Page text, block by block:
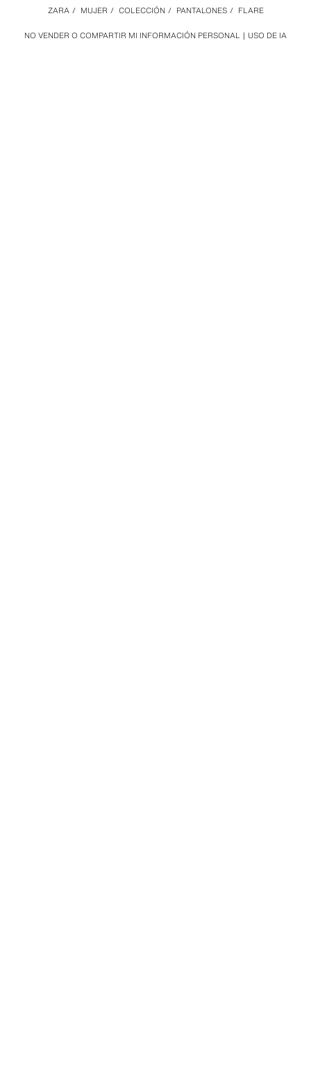
NO VENDER O COMPARTIR MI INFORMACIÓN PERSONAL USO DE IA
ZARA / MUJER / COLECCIÓN / PANTALONES / FLARE